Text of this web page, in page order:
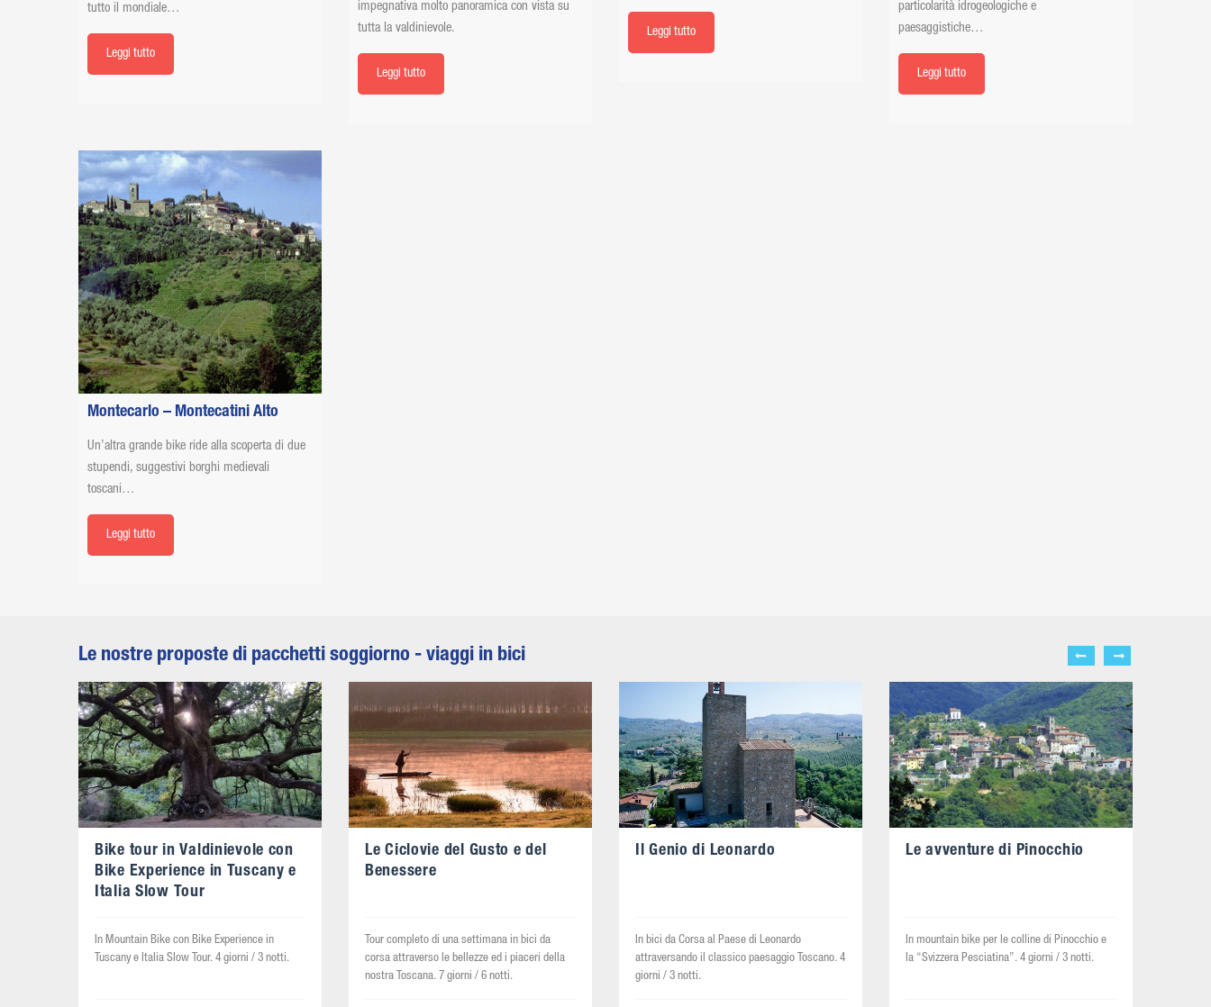
tutto il mondiale…
Leggi tutto
impegnativa molto panoramica con vista su
tutta la valdinievole.
Leggi tutto
Leggi tutto
particolarità idrogeologiche e
paesaggistiche…
Leggi tutto
Montecarlo – Montecatini Alto
Un’altra grande bike ride alla scoperta di due
stupendi, suggestivi borghi medievali
toscani…
Leggi tutto
Le nostre proposte di pacchetti soggiorno - viaggi in bici
Bike tour in Valdinievole con
Bike Experience in Tuscany e
Italia Slow Tour
In Mountain Bike con Bike Experience in
Tuscany e Italia Slow Tour. 4 giorni / 3 notti.
Le Ciclovie del Gusto e del
Benessere
Tour completo di una settimana in bici da
corsa attraverso le bellezze ed i piaceri della
nostra Toscana. 7 giorni / 6 notti.
Il Genio di Leonardo
In bici da Corsa al Paese di Leonardo
attraversando il classico paesaggio Toscano. 4
giorni / 3 notti.
Le avventure di Pinocchio
In mountain bike per le colline di Pinocchio e
la “Svizzera Pesciatina”. 4 giorni / 3 notti.